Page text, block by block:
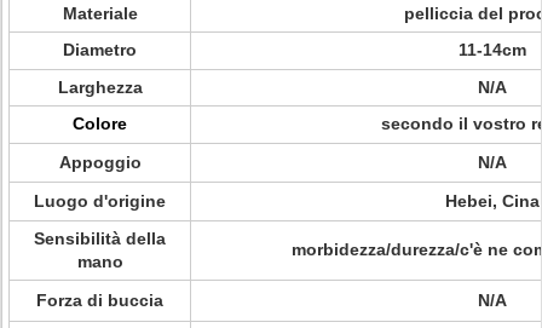
Materiale
pelliccia del
Diametro
11-14cm
Larghezza
N/A
Colore
secondo il vostro
Appoggio
N/A
Luogo d'origine
Hebei, Cina
Sensibilità della
mano
morbidezza/durezza/c'è ne
Forza di buccia
N/A